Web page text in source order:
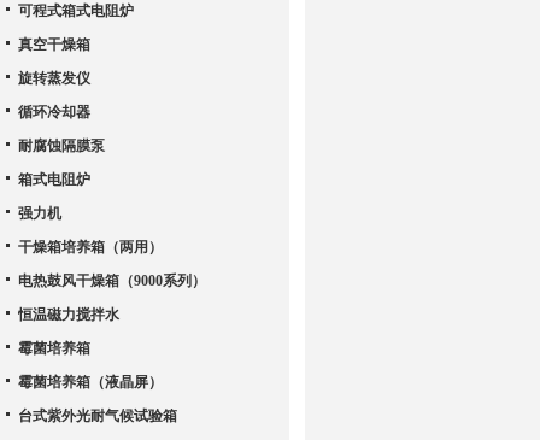
可程式箱式电阻炉
真空干燥箱
旋转蒸发仪
循环冷却器
耐腐蚀隔膜泵
箱式电阻炉
强力机
干燥箱培养箱（两用）
电热鼓风干燥箱（9000系列）
恒温磁力搅拌水
霉菌培养箱
霉菌培养箱（液晶屏）
台式紫外光耐气候试验箱